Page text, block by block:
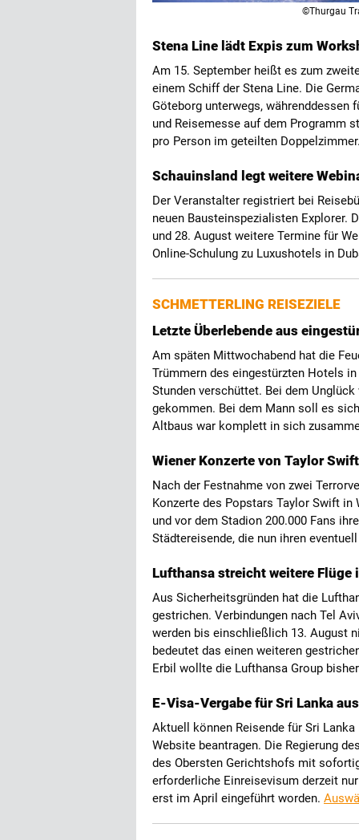
©Thurgau
Stena Line lädt Expis zum
Am 15. September heißt es zum
einem Schiff der Stena Line. Die
Göteborg unterwegs, währenddessen
und Reisemesse auf dem Programm
pro Person im geteilten
Schauinsland legt weitere
Der Veranstalter registriert bei
neuen Bausteinspezialisten Explorer.
und 28. August weitere Termine für
Online-Schulung zu Luxushotels in
SCHMETTERLING REISEZIELE
Letzte Überlebende aus
Am späten Mittwochabend hat die
Trümmern des eingestürzten Hotels
Stunden verschüttet. Bei dem
gekommen. Bei dem Mann soll es
Altbaus war komplett in sich
Wiener Konzerte von Taylor
Nach der Festnahme von zwei
Konzerte des Popstars Taylor Swift
und vor dem Stadion 200.000 Fans
Städtereisende, die nun ihren
Lufthansa streicht weitere Flüge
Aus Sicherheitsgründen hat die
gestrichen. Verbindungen nach Tel
werden bis einschließlich 13. August
bedeutet das einen weiteren
Erbil wollte die Lufthansa Group
E-Visa-Vergabe für Sri Lanka
Aktuell können Reisende für Sri
Website beantragen. Die Regierung
des Obersten Gerichtshofs mit
erforderliche Einreisevisum derzeit
erst im April eingeführt worden.